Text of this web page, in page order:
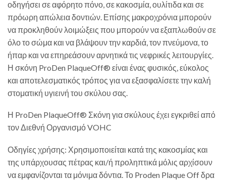
οδηγήσει σε αφόρητο πόνο, σε κακοσμία, ουλίτιδα και σε
πρόωρη απώλεια δοντιών. Επίσης μακροχρόνια μπορούν
να προκληθούν λοιμώξεις που μπορούν να εξαπλωθούν σε
όλο το σώμα και να βλάψουν την καρδιά, τον πνεύμονα, το
ήπαρ και να επηρεάσουν αρνητικά τις νεφρικές λειτουργίες.
Η σκόνη ProDen PlaqueOff® είναι ένας φυσικός, εύκολος
και αποτελεσματικός τρόπος για να εξασφαλίσετε την καλή
στοματική υγιεινή του σκύλου σας.
Η ProDen PlaqueOff® Σκόνη για σκύλους έχει εγκριθεί από
τον Διεθνή Οργανισμό VOHC
Οδηγίες χρήσης: Χρησιμοποιείται κατά της κακοσμίας και
της υπάρχουσας πέτρας και/ή προληπτικά μόλις αρχίσουν
να εμφανίζονται τα μόνιμα δόντια. Το Proden Plaque Off δρα